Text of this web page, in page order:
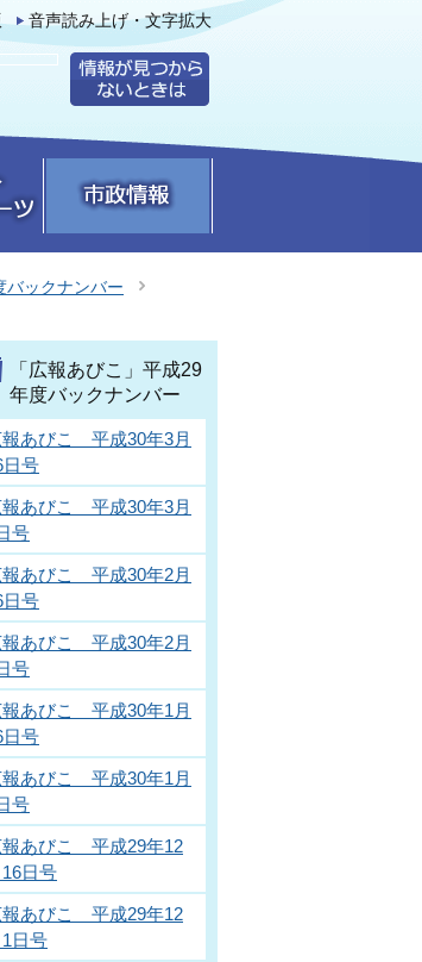
音声読み上げ・文字拡大
バックナンバー
「広報あびこ」平成29
年度バックナンバー
報あびこ 平成30年3月
日号
報あびこ 平成30年3月
号
報あびこ 平成30年2月
日号
報あびこ 平成30年2月
号
報あびこ 平成30年1月
日号
報あびこ 平成30年1月
号
報あびこ 平成29年12
16日号
報あびこ 平成29年12
1日号